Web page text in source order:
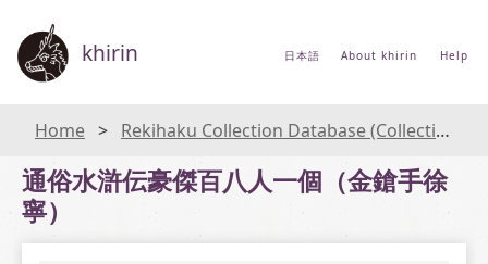
khirin 日本語 About khirin Help
Home Rekihaku Collection Database (Collections Database of the National Museum of Japanese History)
通俗水滸伝豪傑百八人一個（金鎗手徐
寧）